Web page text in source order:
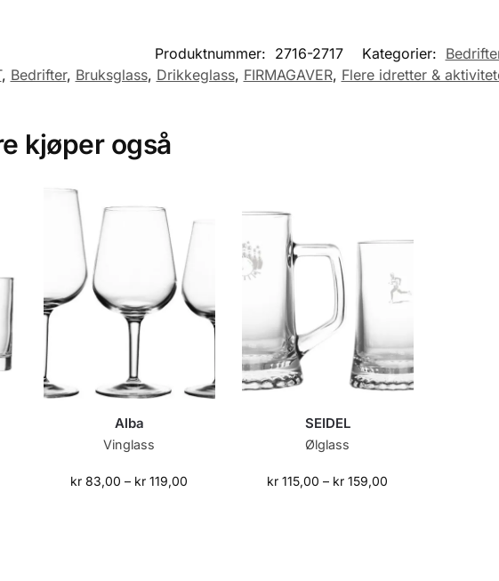
Produktnummer: 2716-2717 Kategorier:
, Bedrifter, Bruksglass, Drikkeglass, FIRMAGAVER, Flere idretter &
kjøper også
Alba
Vinglass
kr 83,00 – kr 119,00
SEIDEL
Ølglass
kr 115,00 – kr 159,00